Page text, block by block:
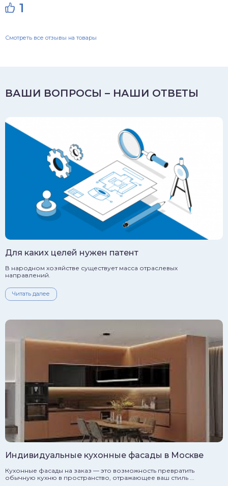
1
Смотреть все отзывы на товары
ВАШИ ВОПРОСЫ – НАШИ ОТВЕТЫ
Для каких целей нужен патент
В народном хозяйстве существует масса отраслевых
направлений.
Читать далее
Индивидуальные кухонные фасады в Москве
Кухонные фасады на заказ — это возможность превратить
обычную кухню в пространство, отражающее ваш стиль ...